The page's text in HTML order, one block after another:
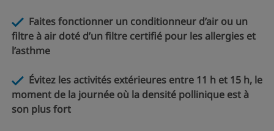
Faites fonctionner un conditionneur d’air ou un
filtre à air doté d’un filtre certifié pour les allergies et
l’asthme
Évitez les activités extérieures entre 11 h et 15 h, le
moment de la journée où la densité pollinique est à
son plus fort